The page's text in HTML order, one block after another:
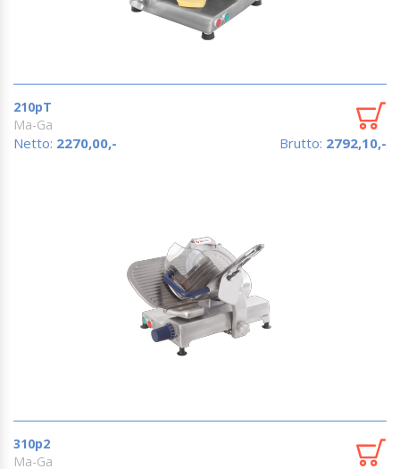
210pT
Ma-Ga
Netto: 2270,00,- Brutto: 2792,10,-
310p2
Ma-Ga